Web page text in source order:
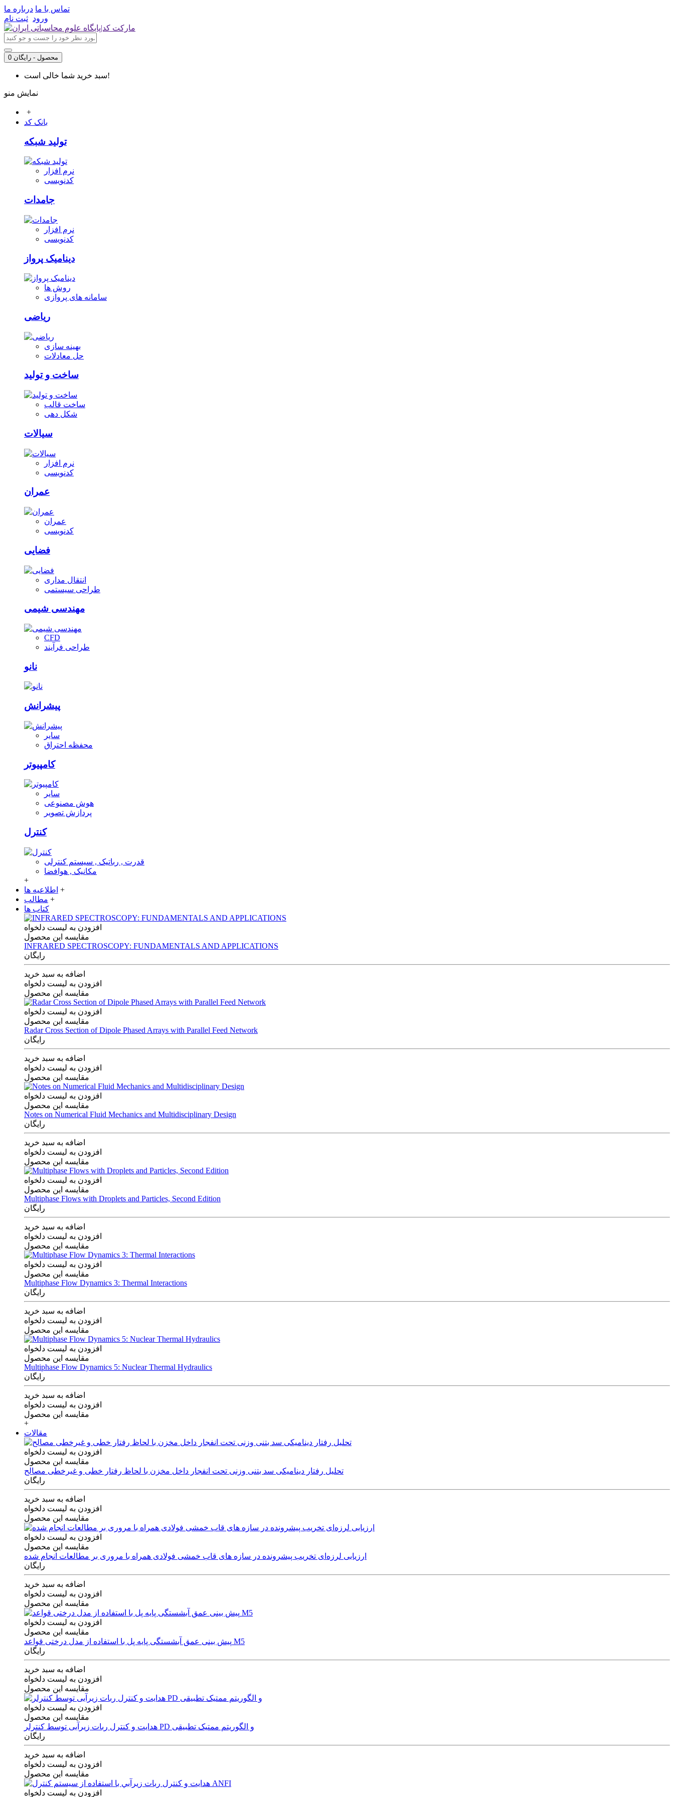
تماس با ما درباره ما
ورود ثبت نام
0 محصول - رایگان
سبد خرید شما خالی است!
نمایش منو
+
بانک کد
تولید شبکه
نرم افزار
کدنویسی
جامدات
نرم افزار
کدنویسی
دینامیک پرواز
روش ها
سامانه های پروازی
ریاضی
بهینه سازی
حل معادلات
ساخت و تولید
ساخت قالب
شکل دهی
سیالات
نرم افزار
کدنویسی
عمران
عمران
کدنویسی
فضایی
انتقال مداری
طراحی سیستمی
مهندسی شیمی
CFD
طراحی فرآیند
نانو
پیشرانش
سایر
محفظه احتراق
کامپیوتر
سایر
هوش مصنوعی
پردازش تصویر
کنترل
قدرت , رباتیک , سیستم کنترلی
مکانیک , هوافضا
+
اطلاعیه ها +
مطالب +
کتاب ها
افزودن به لیست دلخواه
مقایسه این محصول
INFRARED SPECTROSCOPY: FUNDAMENTALS AND APPLICATIONS
رایگان
اضافه به سبد خرید
افزودن به لیست دلخواه
مقایسه این محصول
افزودن به لیست دلخواه
مقایسه این محصول
Radar Cross Section of Dipole Phased Arrays with Parallel Feed Network
رایگان
اضافه به سبد خرید
افزودن به لیست دلخواه
مقایسه این محصول
افزودن به لیست دلخواه
مقایسه این محصول
Notes on Numerical Fluid Mechanics and Multidisciplinary Design
رایگان
اضافه به سبد خرید
افزودن به لیست دلخواه
مقایسه این محصول
افزودن به لیست دلخواه
مقایسه این محصول
Multiphase Flows with Droplets and Particles, Second Edition
رایگان
اضافه به سبد خرید
افزودن به لیست دلخواه
مقایسه این محصول
افزودن به لیست دلخواه
مقایسه این محصول
Multiphase Flow Dynamics 3: Thermal Interactions
رایگان
اضافه به سبد خرید
افزودن به لیست دلخواه
مقایسه این محصول
افزودن به لیست دلخواه
مقایسه این محصول
Multiphase Flow Dynamics 5: Nuclear Thermal Hydraulics
رایگان
اضافه به سبد خرید
افزودن به لیست دلخواه
مقایسه این محصول
+
مقالات
افزودن به لیست دلخواه
مقایسه این محصول
تحلیل رفتار دینامیکی سد بتنی وزنی تحت انفجار داخل مخزن با لحاظ رفتار خطی و غیرخطی مصالح
رایگان
اضافه به سبد خرید
افزودن به لیست دلخواه
مقایسه این محصول
افزودن به لیست دلخواه
مقایسه این محصول
ارزیابی لرزه‌ای تخریب پیشرونده در سازه های قاب خمشی فولادی همراه با مروری بر مطالعات انجام شده
رایگان
اضافه به سبد خرید
افزودن به لیست دلخواه
مقایسه این محصول
افزودن به لیست دلخواه
مقایسه این محصول
پیش بینی عمق آبشستگی پایه پل با استفاده از مدل درختی قواعد M5
رایگان
اضافه به سبد خرید
افزودن به لیست دلخواه
مقایسه این محصول
افزودن به لیست دلخواه
مقایسه این محصول
هدایت و کنترل ربات زیرآبی توسط کنترلر PD و الگوریتم ممتیک تطبیقی
رایگان
اضافه به سبد خرید
افزودن به لیست دلخواه
مقایسه این محصول
افزودن به لیست دلخواه